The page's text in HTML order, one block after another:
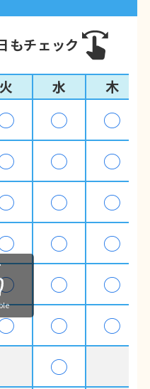
もチェック
火 水 木
◯ ◯
◯ ◯
◯ ◯
◯ ◯
◯ ◯
◯ ◯
◯